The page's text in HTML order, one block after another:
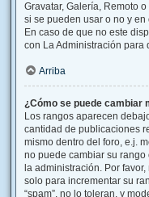
Gravatar, Galería, Remoto
si se pueden usar o no y
En caso de que no este
con La Administración para
Arriba
¿Cómo se puede cambiar
Los rangos aparecen
cantidad de publicaciones
mismo dentro del foro, e.j.
no puede cambiar su
la administración. Por
solo para incrementar su
“spam”, no lo toleran, y